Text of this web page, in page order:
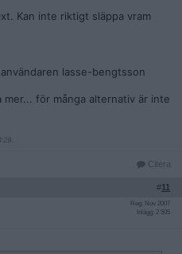
Kan inte riktigt släppa vram
lasse-bengtsson
för många alternativ är inte
Citera
#11
Reg: Nov 2007
Inlägg: 2 505